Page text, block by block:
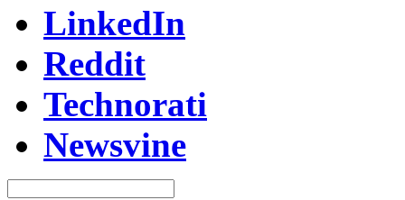
LinkedIn
Reddit
Technorati
Newsvine